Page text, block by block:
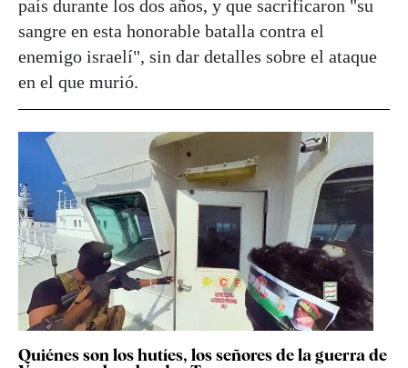
país durante los dos años, y que sacrificaron "su
sangre en esta honorable batalla contra el
enemigo israelí", sin dar detalles sobre el ataque
en el que murió.
Quiénes son los hutíes, los señores de la guerra de